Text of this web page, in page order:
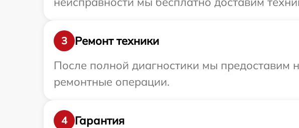
3
Ремонт техники
После полной диагностики мы предоставим
ремонтные операции.
4
Гарантия